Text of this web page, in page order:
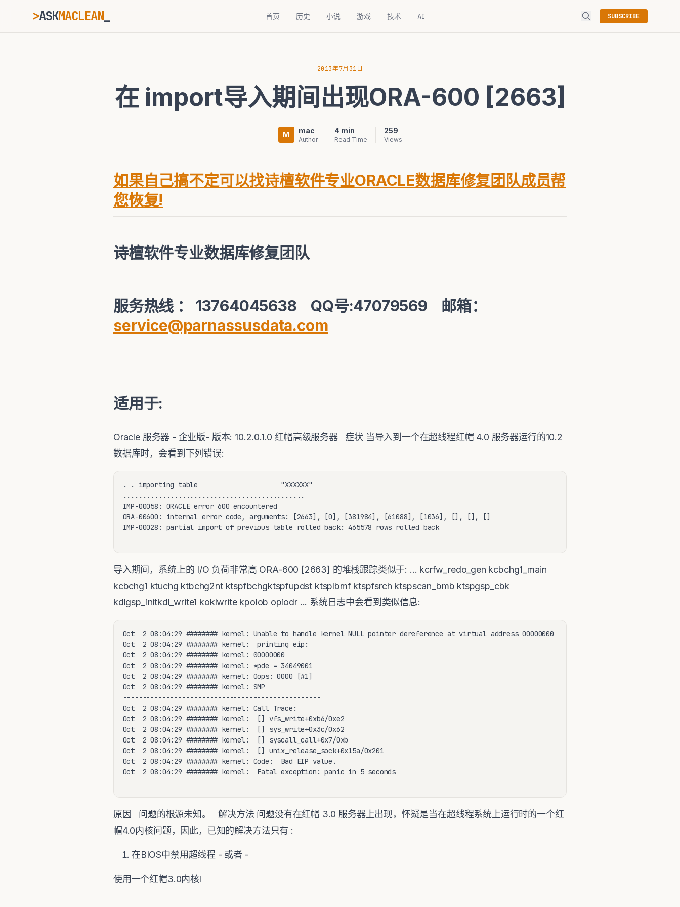
>ASKMACLEAN 首页 历史 小说 游戏 技术 AI SUBSCRIBE
2013年7月31日
在 import导入期间出现ORA-600 [2663]
M mac
Author
4 min
Read Time
259
Views
如果自己搞不定可以找诗檀软件专业ORACLE数据库修复团队成员帮
您恢复!
诗檀软件专业数据库修复团队
服务热线 ： 13764045638 QQ号:47079569 邮箱：
service@parnassusdata.com
适用于:
Oracle 服务器 - 企业版- 版本: 10.2.0.1.0 红帽高级服务器 症状 当导入到一个在超线程红帽 4.0 服务器运行的10.2
数据库时，会看到下列错误:
. . importing table                     "XXXXXX"
..............................................
IMP-00058: ORACLE error 600 encountered
ORA-00600: internal error code, arguments: [2663], [0], [381984], [61088], [1036], [], [], []
IMP-00028: partial import of previous table rolled back: 465578 rows rolled back
导入期间，系统上的 I/O 负荷非常高 ORA-600 [2663] 的堆栈跟踪类似于: ... kcrfw_redo_gen kcbchg1_main
kcbchg1 ktuchg ktbchg2nt ktspfbchgktspfupdst ktsplbmf ktspfsrch ktspscan_bmb ktspgsp_cbk
kdlgsp_initkdl_write1 koklwrite kpolob opiodr ... 系统日志中会看到类似信息:
Oct  2 08:04:29 ######## kernel: Unable to handle kernel NULL pointer dereference at virtual address 00000000
Oct  2 08:04:29 ######## kernel:  printing eip:
Oct  2 08:04:29 ######## kernel: 00000000
Oct  2 08:04:29 ######## kernel: *pde = 34049001
Oct  2 08:04:29 ######## kernel: Oops: 0000 [#1]
Oct  2 08:04:29 ######## kernel: SMP
--------------------------------------------------
Oct  2 08:04:29 ######## kernel: Call Trace:
Oct  2 08:04:29 ######## kernel:  [] vfs_write+0xb6/0xe2
Oct  2 08:04:29 ######## kernel:  [] sys_write+0x3c/0x62
Oct  2 08:04:29 ######## kernel:  [] syscall_call+0x7/0xb
Oct  2 08:04:29 ######## kernel:  [] unix_release_sock+0x15a/0x201
Oct  2 08:04:29 ######## kernel: Code:  Bad EIP value.
Oct  2 08:04:29 ######## kernel:  Fatal exception: panic in 5 seconds
原因 问题的根源未知。 解决方法 问题没有在红帽 3.0 服务器上出现，怀疑是当在超线程系统上运行时的一个红
帽4.0内核问题，因此，已知的解决方法只有 :
在BIOS中禁用超线程 - 或者 -
使用一个红帽3.0内核l